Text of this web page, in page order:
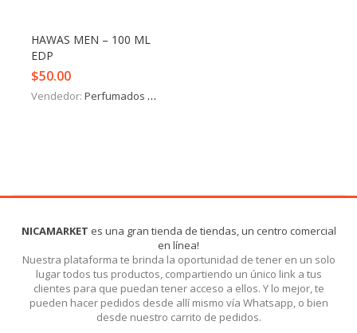
HAWAS MEN – 100 ML
EDP
$50.00
Vendedor: Perfumados y más
NICAMARKET es una gran tienda de tiendas, un centro comercial
en línea!
Nuestra plataforma te brinda la oportunidad de tener en un solo
lugar todos tus productos, compartiendo un único link a tus
clientes para que puedan tener acceso a ellos. Y lo mejor, te
pueden hacer pedidos desde allí mismo vía Whatsapp, o bien
desde nuestro carrito de pedidos.